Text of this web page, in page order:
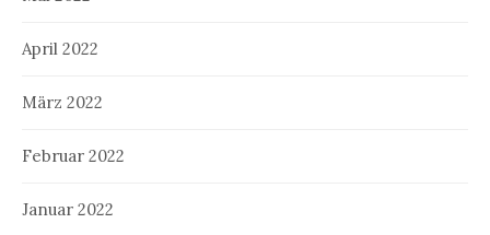
April 2022
März 2022
Februar 2022
Januar 2022